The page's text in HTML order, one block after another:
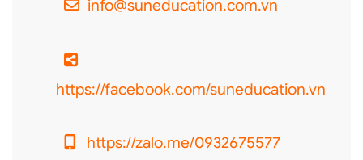
info@suneducation.com.vn
https://facebook.com/suneducation.vn
https://zalo.me/0932675577